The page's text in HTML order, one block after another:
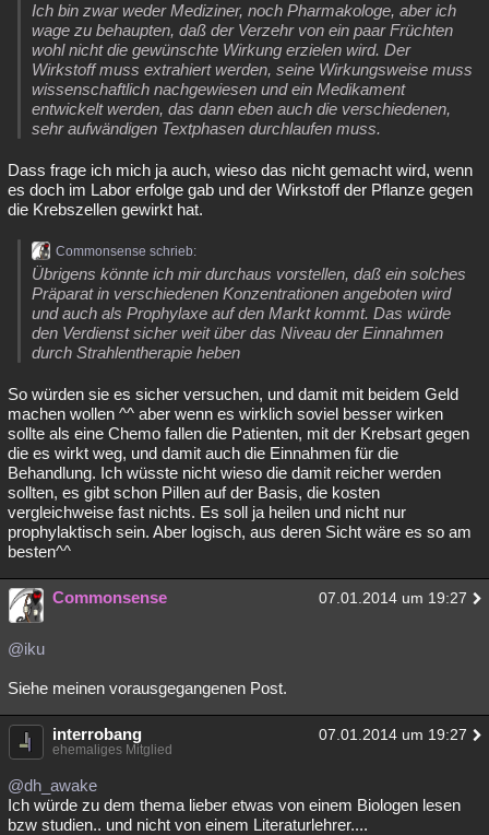
Ich bin zwar weder Mediziner, noch Pharmakologe, aber ich
wage zu behaupten, daß der Verzehr von ein paar Früchten
wohl nicht die gewünschte Wirkung erzielen wird. Der
Wirkstoff muss extrahiert werden, seine Wirkungsweise muss
wissenschaftlich nachgewiesen und ein Medikament
entwickelt werden, das dann eben auch die verschiedenen,
sehr aufwändigen Textphasen durchlaufen muss.
Dass frage ich mich ja auch, wieso das nicht gemacht wird, wenn
es doch im Labor erfolge gab und der Wirkstoff der Pflanze gegen
die Krebszellen gewirkt hat.
Commonsense schrieb:
Übrigens könnte ich mir durchaus vorstellen, daß ein solches
Präparat in verschiedenen Konzentrationen angeboten wird
und auch als Prophylaxe auf den Markt kommt. Das würde
den Verdienst sicher weit über das Niveau der Einnahmen
durch Strahlentherapie heben
So würden sie es sicher versuchen, und damit mit beidem Geld
machen wollen ^^ aber wenn es wirklich soviel besser wirken
sollte als eine Chemo fallen die Patienten, mit der Krebsart gegen
die es wirkt weg, und damit auch die Einnahmen für die
Behandlung. Ich wüsste nicht wieso die damit reicher werden
sollten, es gibt schon Pillen auf der Basis, die kosten
vergleichweise fast nichts. Es soll ja heilen und nicht nur
prophylaktisch sein. Aber logisch, aus deren Sicht wäre es so am
besten^^
Commonsense 07.01.2014 um 19:27
@iku
Siehe meinen vorausgegangenen Post.
interrobang 07.01.2014 um 19:27
ehemaliges Mitglied
@dh_awake
Ich würde zu dem thema lieber etwas von einem Biologen lesen
bzw studien.. und nicht von einem Literaturlehrer....